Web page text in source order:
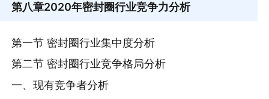
第八章2020年密封圈行业竞争力分析
第一节 密封圈行业集中度分析
第二节 密封圈行业竞争格局分析
一、现有竞争者分析